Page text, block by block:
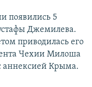
появились 5
Джемилева.
приводилась его
Чехии Милоша
аннексией Крыма.